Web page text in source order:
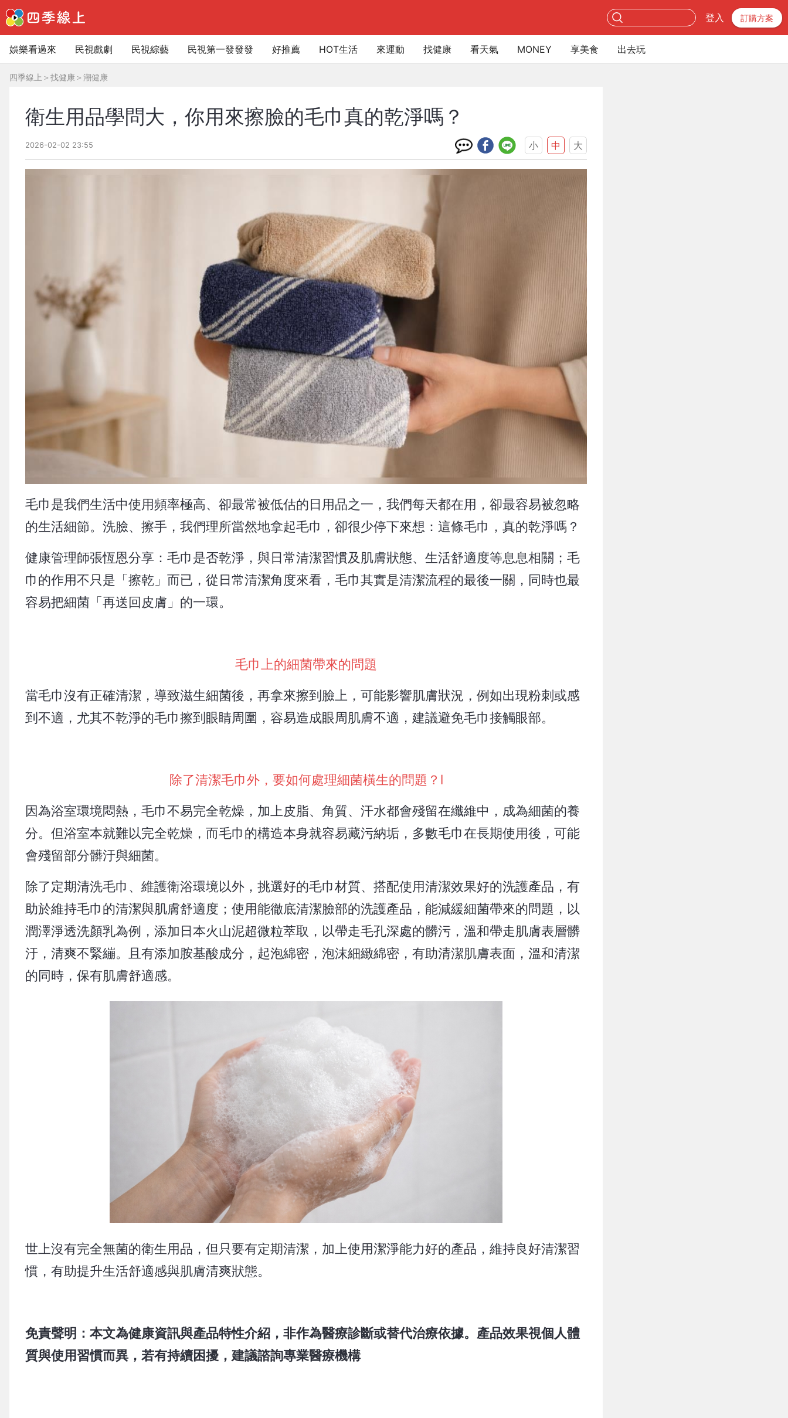
登入 訂購方案
娛樂看過來 民視戲劇 民視綜藝 民視第一發發發 好推薦 HOT生活 來運動 找健康 看天氣 MONEY 享美食 出去玩
四季線上 ＞ 找健康＞ 潮健康
衛生用品學問大，你用來擦臉的毛巾真的乾淨嗎？
2026-02-02 23:55 小 中 大
毛巾是我們生活中使用頻率極高、卻最常被低估的日用品之一，我們每天都在用，卻最容易被忽略
的生活細節。洗臉、擦手，我們理所當然地拿起毛巾，卻很少停下來想：這條毛巾，真的乾淨嗎？
健康管理師張恆恩分享：毛巾是否乾淨，與日常清潔習慣及肌膚狀態、生活舒適度等息息相關；毛
巾的作用不只是「擦乾」而已，從日常清潔角度來看，毛巾其實是清潔流程的最後一關，同時也最
容易把細菌「再送回皮膚」的一環。
毛巾上的細菌帶來的問題
當毛巾沒有正確清潔，導致滋生細菌後，再拿來擦到臉上，可能影響肌膚狀況，例如出現粉刺或感
到不適，尤其不乾淨的毛巾擦到眼睛周圍，容易造成眼周肌膚不適，建議避免毛巾接觸眼部。
除了清潔毛巾外，要如何處理細菌橫生的問題？l
因為浴室環境悶熱，毛巾不易完全乾燥，加上皮脂、角質、汗水都會殘留在纖維中，成為細菌的養
分。但浴室本就難以完全乾燥，而毛巾的構造本身就容易藏污納垢，多數毛巾在長期使用後，可能
會殘留部分髒汙與細菌。
除了定期清洗毛巾、維護衛浴環境以外，挑選好的毛巾材質、搭配使用清潔效果好的洗護產品，有
助於維持毛巾的清潔與肌膚舒適度；使用能徹底清潔臉部的洗護產品，能減緩細菌帶來的問題，以
潤澤淨透洗顏乳為例，添加日本火山泥超微粒萃取，以帶走毛孔深處的髒污，溫和帶走肌膚表層髒
汙，清爽不緊繃。且有添加胺基酸成分，起泡綿密，泡沫細緻綿密，有助清潔肌膚表面，溫和清潔
的同時，保有肌膚舒適感。
世上沒有完全無菌的衛生用品，但只要有定期清潔，加上使用潔淨能力好的產品，維持良好清潔習
慣，有助提升生活舒適感與肌膚清爽狀態。
免責聲明：本文為健康資訊與產品特性介紹，非作為醫療診斷或替代治療依據。產品效果視個人體
質與使用習慣而異，若有持續困擾，建議諮詢專業醫療機構